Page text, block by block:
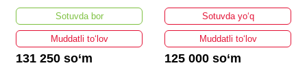
Sotuvda bor
Muddatli to‘lov
131 250 so‘m
260х25.4 см
Sotuvda yo‘q
Muddatli to‘lov
125 000 so‘m